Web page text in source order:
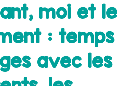
moi et le
: temps
avec les